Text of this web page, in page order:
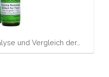
und Vergleich der…